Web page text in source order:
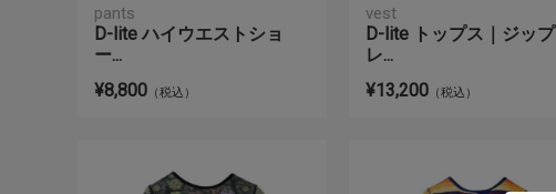
pants
D-lite ハイウエストショ
ー...
¥8,800 （税込）
vest
D-lite トップス｜ジップ
レ...
¥13,200（税込）